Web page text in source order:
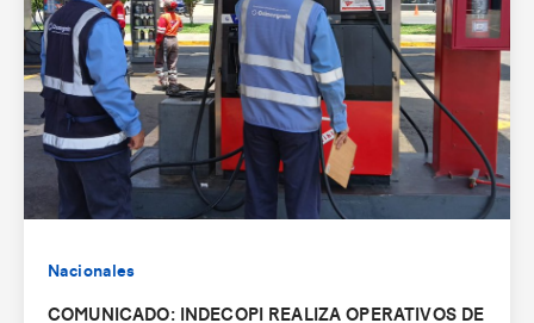
Nacionales
COMUNICADO: INDECOPI REALIZA OPERATIVOS DE